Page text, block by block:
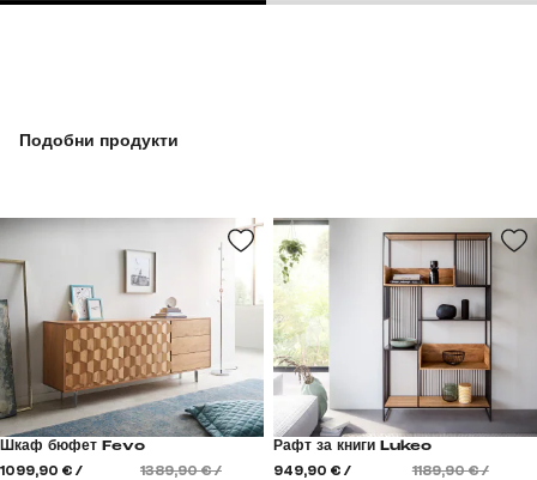
Подобни продукти
Шкаф бюфет Fevo
1099,90 € /
1389,90 € /
Рафт за книги Lukeo
949,90 € /
1189,90 € /